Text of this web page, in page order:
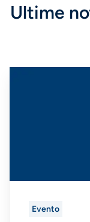
Ultime
Evento